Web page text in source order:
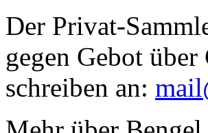
Der Privat-
gegen Gebot
schreiben an: